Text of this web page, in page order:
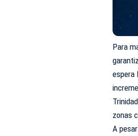
Para
espera
zonas
A